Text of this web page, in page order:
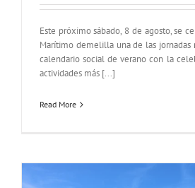
Este próximo sábado, 8 de agosto, se
Marítimo demelilla una de las jornadas
calendario social de verano con la
actividades más [...]
Read More